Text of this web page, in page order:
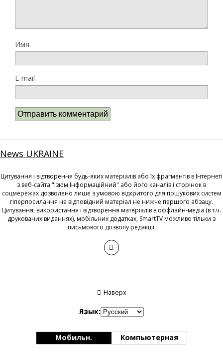
Имя
E-mail
News UKRAINE
Цитування і відтворення будь-яких матеріалів або їх фрагментів в Інтернеті
з веб-сайта "Ізюм Інформаційний" або його каналів і сторінок в
соцмережах дозволено лише з умовою відкритого для пошукових систем
гіперпосилання на відповідний матеріал не нижче першого абзацу.
Цитування, використання і відтворення матеріалів в оффлайн-медіа (в т.ч.
друкованих виданнях), мобільних додатках, SmartTV можливо тільки з
письмового дозволу редакції.
Наверх
Язык:
Мобильн. Компьютерная